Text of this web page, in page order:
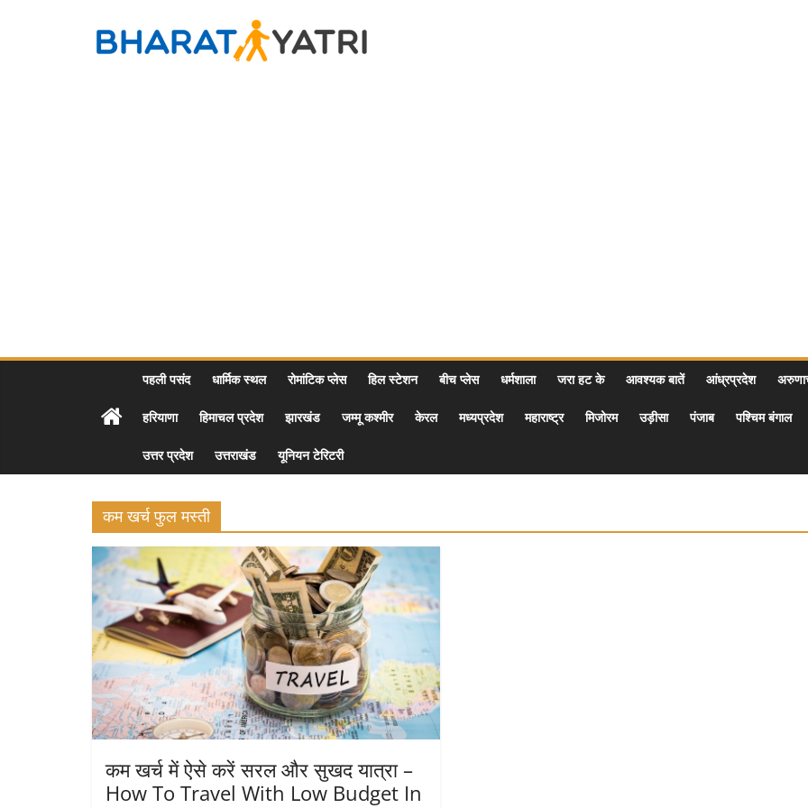
Bharat
पहली पसंद धार्मिक स्थल रोमांटिक प्लेस हिल स्टेशन बीच प्लेस धर्मशाला जरा हट के आवश्यक बातें आंध्रप्रदेश
हरियाणा हिमाचल प्रदेश झारखंड जम्मू कश्मीर केरल मध्यप्रदेश महाराष्ट्र मिजोरम उड़ीसा पंजाब पश्चिम बंगाल
उत्तर प्रदेश उत्तराखंड यूनियन टेरिटरी
कम खर्च फुल मस्ती
कम खर्च में ऐसे करें सरल और सुखद यात्रा –
How To Travel With Low Budget In